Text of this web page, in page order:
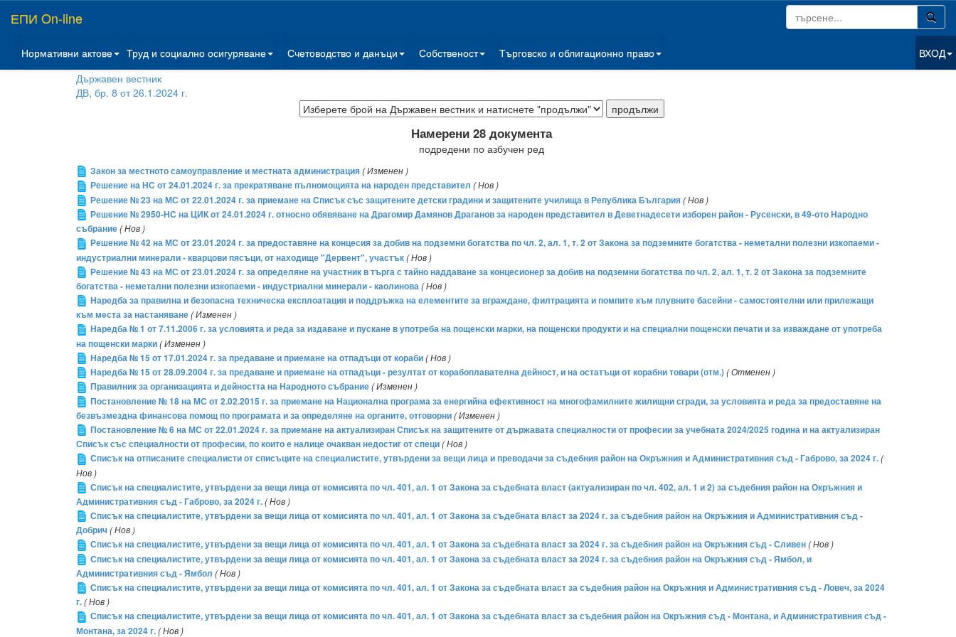
ЕПИ On-line
Нормативни актове Труд и социално осигуряване Счетоводство и данъци Собственост Търговско и облигационно право
ВХОД
Държавен вестник
ДВ, бр. 8 от 26.1.2024 г.
Намерени 28 документа
подредени по азбучен ред
Закон за местното самоуправление и местната администрация( Изменен )
Решение на НС от 24.01.2024 г. за прекратяване пълномощията на народен представител ( Нов )
Решение № 23 на МС от 22.01.2024 г. за приемане на Списък със защитените детски градини и защитените училища в Република България( Нов )
Решение № 2950-НС на ЦИК от 24.01.2024 г. относно обявяване на Драгомир Дамянов Драганов за народен представител в Деветнадесети изборен район - Русенски, в 49-ото Народно
събрание( Нов )
Решение № 42 на МС от 23.01.2024 г. за предоставяне на концесия за добив на подземни богатства по чл. 2, ал. 1, т. 2 от Закона за подземните богатства - неметални полезни изкопаеми -
индустриални минерали - кварцови пясъци, от находище "Дервент", участък( Нов )
Решение № 43 на МС от 23.01.2024 г. за определяне на участник в търга с тайно наддаване за концесионер за добив на подземни богатства по чл. 2, ал. 1, т. 2 от Закона за подземните
богатства - неметални полезни изкопаеми - индустриални минерали - каолинова( Нов )
Наредба за правилна и безопасна техническа експлоатация и поддръжка на елементите за вграждане, филтрацията и помпите към плувните басейни - самостоятелни или прилежащи
към места за настаняване( Изменен )
Наредба № 1 от 7.11.2006 г. за условията и реда за издаване и пускане в употреба на пощенски марки, на пощенски продукти и на специални пощенски печати и за изваждане от употреба
на пощенски марки( Изменен )
Наредба № 15 от 17.01.2024 г. за предаване и приемане на отпадъци от кораби( Нов )
Наредба № 15 от 28.09.2004 г. за предаване и приемане на отпадъци - резултат от корабоплавателна дейност, и на остатъци от корабни товари (отм.)( Отменен )
Правилник за организацията и дейността на Народното събрание( Изменен )
Постановление № 18 на МС от 2.02.2015 г. за приемане на Национална програма за енергийна ефективност на многофамилните жилищни сгради, за условията и реда за предоставяне на
безвъзмездна финансова помощ по програмата и за определяне на органите, отговорни( Изменен )
Постановление № 6 на МС от 22.01.2024 г. за приемане на актуализиран Списък на защитените от държавата специалности от професии за учебната 2024/2025 година и на актуализиран
Списък със специалности от професии, по които е налице очакван недостиг от специ( Нов )
Списък на отписаните специалисти от списъците на специалистите, утвърдени за вещи лица и преводачи за съдебния район на Окръжния и Административния съд - Габрово, за 2024 г.(
Нов )
Списък на специалистите, утвърдени за вещи лица от комисията по чл. 401, ал. 1 от Закона за съдебната власт (актуализиран по чл. 402, ал. 1 и 2) за съдебния район на Окръжния и
Административния съд - Габрово, за 2024 г.( Нов )
Списък на специалистите, утвърдени за вещи лица от комисията по чл. 401, ал. 1 от Закона за съдебната власт за 2024 г. за съдебния район на Окръжния и Административния съд -
Добрич( Нов )
Списък на специалистите, утвърдени за вещи лица от комисията по чл. 401, ал. 1 от Закона за съдебната власт за 2024 г. за съдебния район на Окръжния съд - Сливен( Нов )
Списък на специалистите, утвърдени за вещи лица от комисията по чл. 401, ал. 1 от Закона за съдебната власт за 2024 г. за съдебния район на Окръжния съд - Ямбол, и
Административния съд - Ямбол ( Нов )
Списък на специалистите, утвърдени за вещи лица от комисията по чл. 401, ал. 1 от Закона за съдебната власт за съдебния район на Окръжния и Административния съд - Ловеч, за 2024
г.( Нов )
Списък на специалистите, утвърдени за вещи лица от комисията по чл. 401, ал. 1 от Закона за съдебната власт за съдебния район на Окръжния съд - Монтана, и Административния съд -
Монтана, за 2024 г.( Нов )